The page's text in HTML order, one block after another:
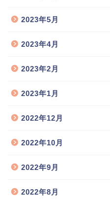
2023年5月
2023年4月
2023年2月
2023年1月
2022年12月
2022年10月
2022年9月
2022年8月